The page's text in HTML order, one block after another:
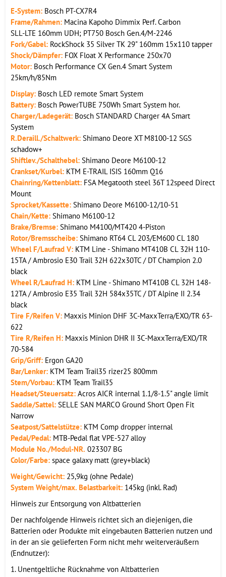
E-System: Bosch PT-CX7R4
Frame/Rahmen: Macina Kapoho Dimmix Perf. Carbon
SLL-LTE 160mm UDH; PT750 Bosch Gen.4/M-2246
Fork/Gabel: RockShock 35 Silver TK 29" 160mm 15x110 tapper
Shock/Dämpfer: FOX Float X Performance 250x70
Motor: Bosch Performance CX Gen.4 Smart System
25km/h/85Nm
Display: Bosch LED remote Smart System
Battery: Bosch PowerTUBE 750Wh Smart System hor.
Charger/Ladegerät: Bosch STANDARD Charger 4A Smart
System
R.Deraill./Schaltwerk: Shimano Deore XT M8100-12 SGS
schadow+
Shiftlev./Schalthebel: Shimano Deore M6100-12
Crankset/Kurbel: KTM E-TRAIL ISIS 160mm Q16
Chainring/Kettenblatt: FSA Megatooth steel 36T 12speed Direct
Mount
Sprocket/Kassette: Shimano Deore M6100-12/10-51
Chain/Kette: Shimano M6100-12
Brake/Bremse: Shimano M4100/MT420 4-Piston
Rotor/Bremsscheibe: Shimano RT64 CL 203/EM600 CL 180
Wheel F/Laufrad V: KTM Line - Shimano MT410B CL 32H 110-
15TA / Ambrosio E30 Trail 32H 622x30TC / DT Champion 2.0
black
Wheel R/Laufrad H: KTM Line - Shimano MT410B CL 32H 148-
12TA / Ambrosio E35 Trail 32H 584x35TC / DT Alpine II 2.34
black
Tire F/Reifen V: Maxxis Minion DHF 3C-MaxxTerra/EXO/TR 63-
622
Tire R/Reifen H: Maxxis Minion DHR II 3C-MaxxTerra/EXO/TR
70-584
Grip/Griff: Ergon GA20
Bar/Lenker: KTM Team Trail35 rizer25 800mm
Stem/Vorbau: KTM Team Trail35
Headset/Steuersatz: Acros AICR internal 1.1/8-1.5" angle limit
Saddle/Sattel: SELLE SAN MARCO Ground Short Open Fit
Narrow
Seatpost/Sattelstütze: KTM Comp dropper internal
Pedal/Pedal: MTB-Pedal flat VPE-527 alloy
Module No./Modul-NR. 023307 BG
Color/Farbe: space galaxy matt (grey+black)
Weight/Gewicht: 25,9kg (ohne Pedale)
System Weight/max. Belastbarkeit: 145kg (inkl. Rad)
Hinweis zur Entsorgung von Altbatterien
Der nachfolgende Hinweis richtet sich an diejenigen, die
Batterien oder Produkte mit eingebauten Batterien nutzen und
in der an sie gelieferten Form nicht mehr weiterveräußern
(Endnutzer):
1. Unentgeltliche Rücknahme von Altbatterien